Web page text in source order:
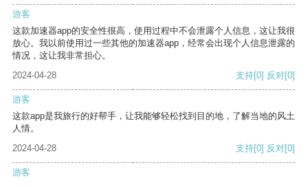
游客
这款加速器app的安全性很高，使用过程中不会泄露个人信息，这让我很
放心。我以前使用过一些其他的加速器app，经常会出现个人信息泄露的
情况，这让我非常担心。
2024-04-28
支持[0] 反对[0]
游客
这款app是我旅行的好帮手，让我能够轻松找到目的地，了解当地的风土
人情。
2024-04-28
支持[0] 反对[0]
游客